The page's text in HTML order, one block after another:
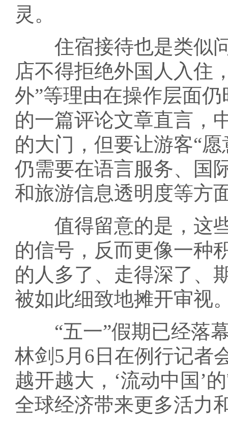
灵。
住宿接待也是类似问
店不得拒绝外国人入住
外”等理由在操作层面
的一篇评论文章直言，
的大门，但要让游客“
仍需要在语言服务、国
和旅游信息透明度等方
值得留意的是，这些
的信号，反而更像一种
的人多了、走得深了、
被如此细致地摊开审视
“五一”假期已经落幕
林剑5月6日在例行记者
越开越大，‘流动中国’
全球经济带来更多活力